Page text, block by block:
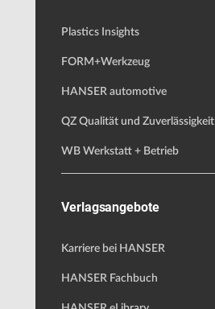
Plastics Insights
FORM+Werkzeug
HANSER automotive
QZ Qualität und Zuverlässigkeit
WB Werkstatt + Betrieb
Verlagsangebote
Karriere bei HANSER
HANSER Fachbuch